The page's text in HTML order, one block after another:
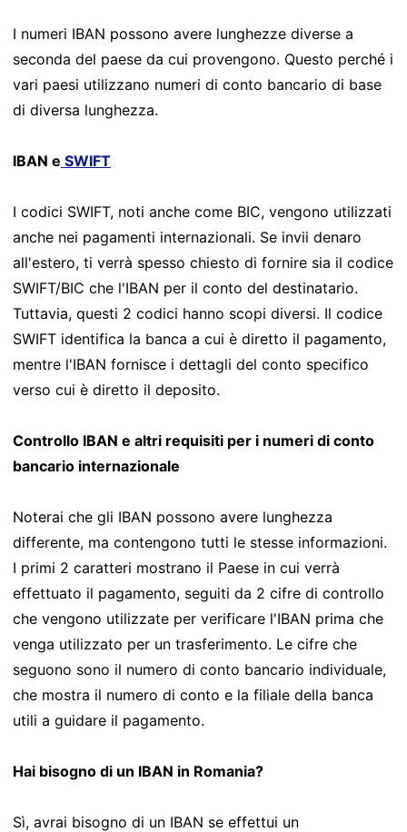
I numeri IBAN possono avere lunghezze diverse a
seconda del paese da cui provengono. Questo perché i
vari paesi utilizzano numeri di conto bancario di base
di diversa lunghezza.
IBAN e SWIFT
I codici SWIFT, noti anche come BIC, vengono utilizzati
anche nei pagamenti internazionali. Se invii denaro
all'estero, ti verrà spesso chiesto di fornire sia il codice
SWIFT/BIC che l'IBAN per il conto del destinatario.
Tuttavia, questi 2 codici hanno scopi diversi. Il codice
SWIFT identifica la banca a cui è diretto il pagamento,
mentre l'IBAN fornisce i dettagli del conto specifico
verso cui è diretto il deposito.
Controllo IBAN e altri requisiti per i numeri di conto
bancario internazionale
Noterai che gli IBAN possono avere lunghezza
differente, ma contengono tutti le stesse informazioni.
I primi 2 caratteri mostrano il Paese in cui verrà
effettuato il pagamento, seguiti da 2 cifre di controllo
che vengono utilizzate per verificare l'IBAN prima che
venga utilizzato per un trasferimento. Le cifre che
seguono sono il numero di conto bancario individuale,
che mostra il numero di conto e la filiale della banca
utili a guidare il pagamento.
Hai bisogno di un IBAN in Romania?
Sì, avrai bisogno di un IBAN se effettui un